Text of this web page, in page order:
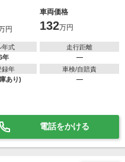
車両価格
円 132万円
年式
年
走行距離
―
録年
あり)
車検/自賠責
―
電話をかける